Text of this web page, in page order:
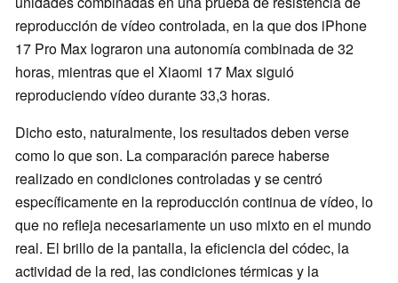
reproducción de vídeo controlada, en la que dos iPhone
17 Pro Max lograron una autonomía combinada de 32
horas, mientras que el Xiaomi 17 Max siguió
reproduciendo vídeo durante 33,3 horas.
Dicho esto, naturalmente, los resultados deben verse
como lo que son. La comparación parece haberse
realizado en condiciones controladas y se centró
específicamente en la reproducción continua de vídeo, lo
que no refleja necesariamente un uso mixto en el mundo
real. El brillo de la pantalla, la eficiencia del códec, la
actividad de la red, las condiciones térmicas y la